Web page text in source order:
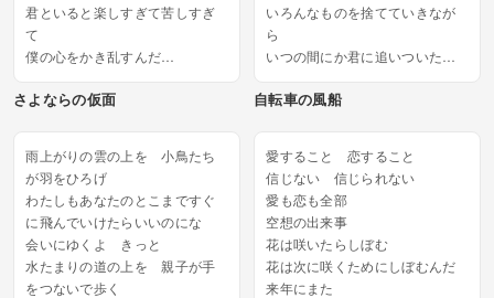
君といると楽しすぎて苦しすぎ
て
僕の心をかき乱すんだ
内(ナカ)と外では違う顔
さよならの仮面
いろんなものを捨てていきなが
ら
いつの間にか君に追いついた
この鼓動を確かに僕は感じたん
自転車の風船
雨上がりの雲の上を 小鳥たち
が羽をひろげ
わたしもあなたのとこまですぐ
に飛んでいけたらいいのにな
会いにゆくよ きっと
水たまりの道の上を 親子が手
をつないで歩く
愛すること 恋すること
信じない 信じられない
愛も恋も全部
空想の出来事
花は咲いたらしぼむ
花は次に咲くためにしぼむんだ
来年にまた